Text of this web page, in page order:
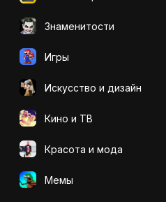
Знаменитости
Игры
Искусcтво и дизайн
Кино и ТВ
Красота и мода
Мемы